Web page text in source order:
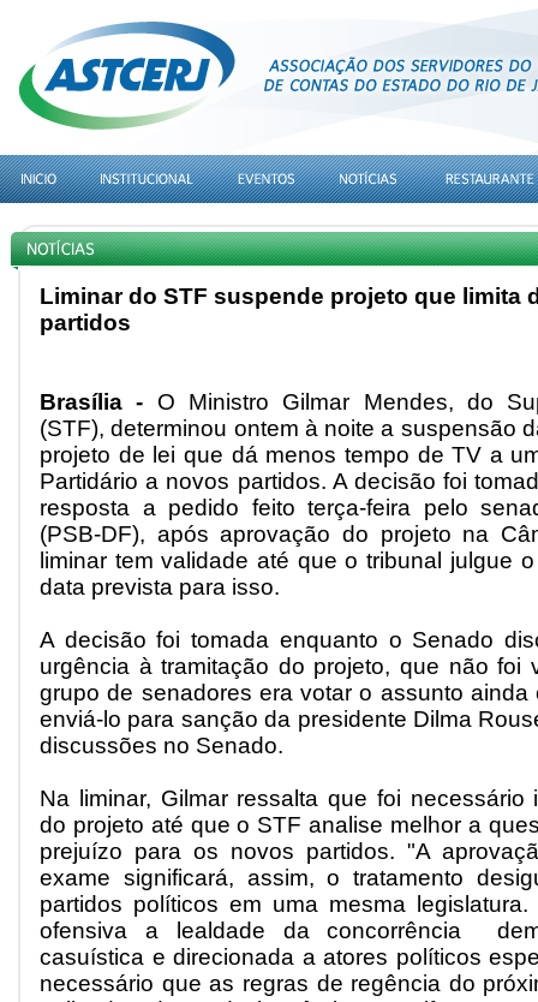
Liminar do STF suspende projeto que limita
partidos
Brasília - O Ministro Gilmar Mendes, do
(STF), determinou ontem à noite a suspensão
projeto de lei que dá menos tempo de TV a
Partidário a novos partidos. A decisão foi
resposta a pedido feito terça-feira pelo
(PSB-DF), após aprovação do projeto na
liminar tem validade até que o tribunal julgue
data prevista para isso.
A decisão foi tomada enquanto o Senado
urgência à tramitação do projeto, que não foi
grupo de senadores era votar o assunto ainda
enviá-lo para sanção da presidente Dilma
discussões no Senado.
Na liminar, Gilmar ressalta que foi necessário
do projeto até que o STF analise melhor a
prejuízo para os novos partidos. "A
exame significará, assim, o tratamento
partidos políticos em uma mesma
ofensiva a lealdade da concorrência
casuística e direcionada a atores políticos
necessário que as regras de regência do